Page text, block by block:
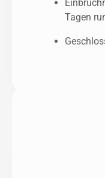
Tagen